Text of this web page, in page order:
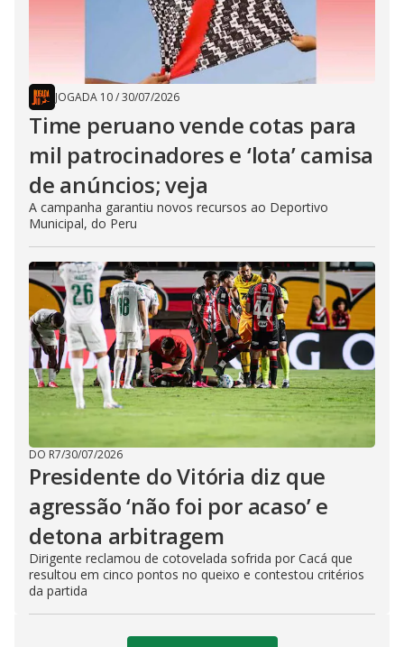
JOGADA 10/30/07/2026
Time peruano vende cotas para
mil patrocinadores e ‘lota’ camisa
de anúncios; veja
A campanha garantiu novos recursos ao Deportivo
Municipal, do Peru
DO R7/30/07/2026
Presidente do Vitória diz que
agressão ‘não foi por acaso’ e
detona arbitragem
Dirigente reclamou de cotovelada sofrida por Cacá que
resultou em cinco pontos no queixo e contestou critérios
da partida